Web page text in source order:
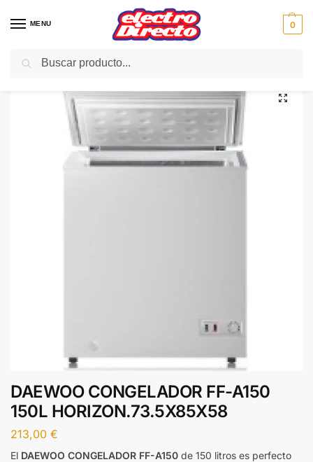
MENU 0
Inicio Gama blanca Congeladores
DAEWOO CONGELADOR FF-A150
150L HORIZON.73.5X85X58
213,00 €
El DAEWOO CONGELADOR FF-A150 de 150 litros es perfecto